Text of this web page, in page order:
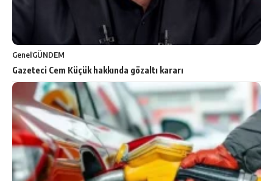
GenelGÜNDEM
Gazeteci Cem Küçük hakkında gözaltı kararı